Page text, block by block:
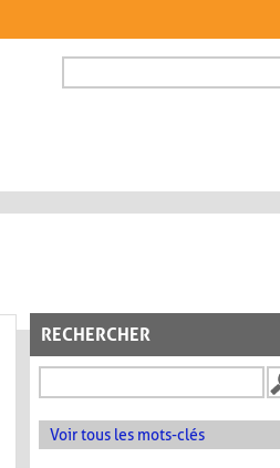
FORMULAIRE DE
RECHERCHER
Voir tous les mots-clés